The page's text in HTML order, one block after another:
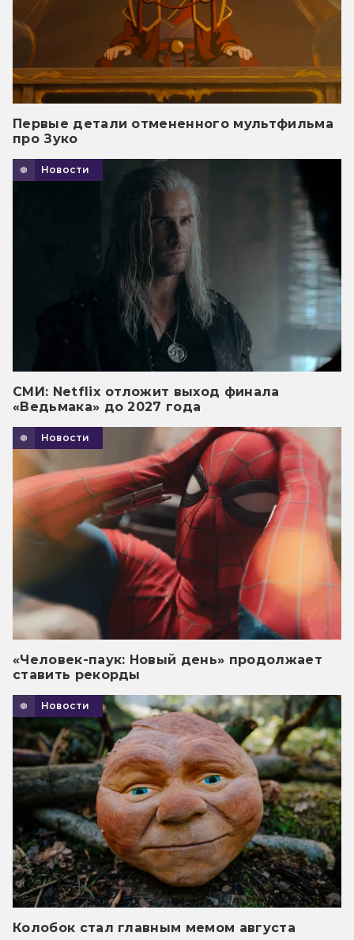
Первые детали отмененного мультфильма
про Зуко
Новости
СМИ: Netflix отложит выход финала
«Ведьмака» до 2027 года
Новости
«Человек-паук: Новый день» продолжает
ставить рекорды
Новости
Колобок стал главным мемом августа